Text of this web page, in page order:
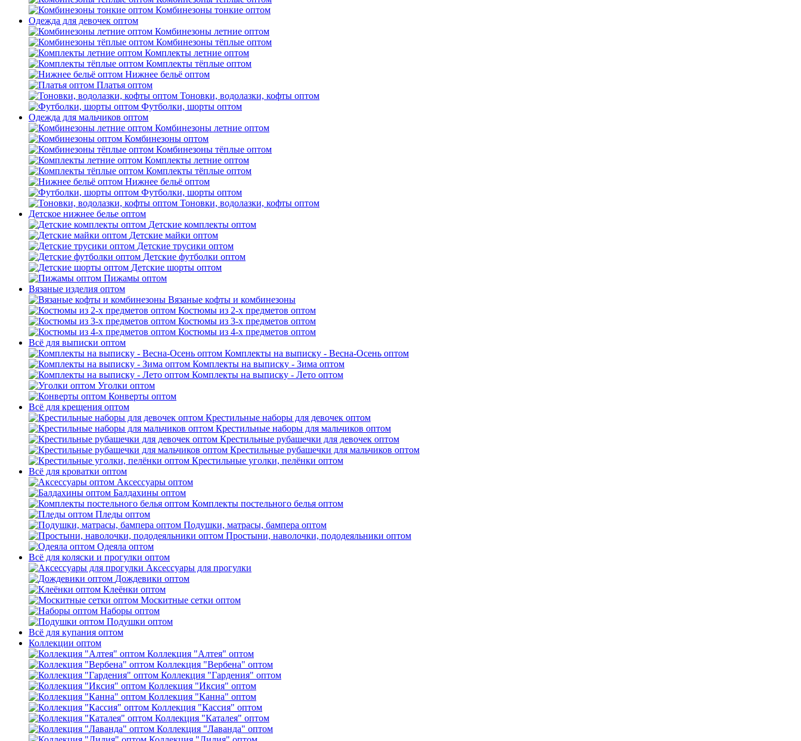
Комбинезоны тонкие оптом
Одежда для девочек оптом
Комбинезоны летние оптом
Комбинезоны тёплые оптом
Комплекты летние оптом
Комплекты тёплые оптом
Нижнее бельё оптом
Платья оптом
Тоновки, водолазки, кофты оптом
Футболки, шорты оптом
Одежда для мальчиков оптом
Комбинезоны летние оптом
Комбинезоны оптом
Комбинезоны тёплые оптом
Комплекты летние оптом
Комплекты тёплые оптом
Нижнее бельё оптом
Футболки, шорты оптом
Тоновки, водолазки, кофты оптом
Детское нижнее белье оптом
Детские комплекты оптом
Детские майки оптом
Детские трусики оптом
Детские футболки оптом
Детские шорты оптом
Пижамы оптом
Вязаные изделия оптом
Вязаные кофты и комбинезоны
Костюмы из 2-х предметов оптом
Костюмы из 3-х предметов оптом
Костюмы из 4-х предметов оптом
Всё для выписки оптом
Комплекты на выписку - Весна-Осень оптом
Комплекты на выписку - Зима оптом
Комплекты на выписку - Лето оптом
Уголки оптом
Конверты оптом
Всё для крещения оптом
Крестильные наборы для девочек оптом
Крестильные наборы для мальчиков оптом
Крестильные рубашечки для девочек оптом
Крестильные рубашечки для мальчиков оптом
Крестильные уголки, пелёнки оптом
Всё для кроватки оптом
Аксессуары оптом
Балдахины оптом
Комплекты постельного белья оптом
Пледы оптом
Подушки, матрасы, бампера оптом
Простыни, наволочки, пододеяльники оптом
Одеяла оптом
Всё для коляски и прогулки оптом
Аксессуары для прогулки
Дождевики оптом
Клеёнки оптом
Москитные сетки оптом
Наборы оптом
Подушки оптом
Всё для купания оптом
Коллекции оптом
Коллекция "Алтея" оптом
Коллекция "Вербена" оптом
Коллекция "Гардения" оптом
Коллекция "Иксия" оптом
Коллекция "Канна" оптом
Коллекция "Кассия" оптом
Коллекция "Каталея" оптом
Коллекция "Лаванда" оптом